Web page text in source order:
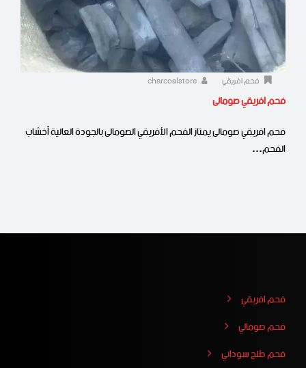
فحم افريقي
فحم افريقي صومالى
فحم افريقي صومالى يمتاز الفحم الأفريقي الصومالى بالجودة العالية أخشاب
الفحم…
فحم افريقي
فحم صومالي
فحم طلح سوداني